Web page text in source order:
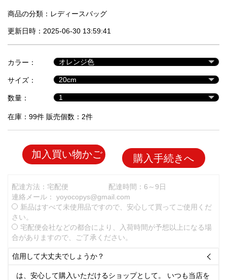
セ
ル
品
商品の分類： レディースバッグ
更新日時：2025-06-30 13:59:41
カラー：
サイズ：
数量：
在庫：99件 販売個数：2件
加入買い物かご 購入手続きへ
配達方法：宅配便
配達時間：6～9日
連絡メール： yoyocopys@gmail.com
新品はすべて未使用品ですので、安心して買ってご使用くだ
さい。
宅配便会社などの都合により、入荷時間が予想以上になる場
合がありますので、ご了承ください。
信用して大丈夫でしょうか？ 
は、安心して購入いただけるショップとして。 いつも当店を